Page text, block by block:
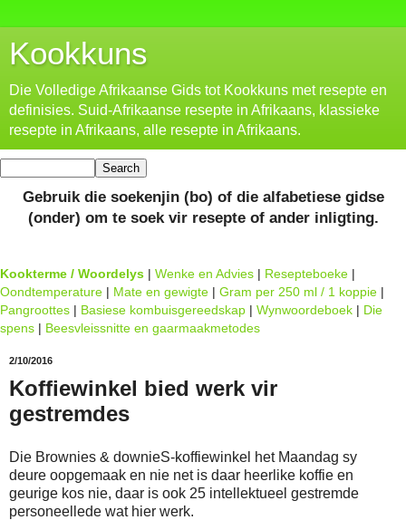
Kookkuns
Die Volledige Afrikaanse Gids tot Kookkuns met resepte en
definisies. Suid-Afrikaanse resepte in Afrikaans, klassieke
resepte in Afrikaans, alle resepte in Afrikaans.
Gebruik die soekenjin (bo) of die alfabetiese gidse
(onder) om te soek vir resepte of ander inligting.
Kookterme / Woordelys | Wenke en Advies | Resepteboeke |
Oondtemperature | Mate en gewigte | Gram per 250 ml / 1 koppie |
Pangroottes | Basiese kombuisgereedskap | Wynwoordeboek | Die
spens | Beesvleissnitte en gaarmaakmetodes
2/10/2016
Koffiewinkel bied werk vir
gestremdes
Die Brownies & downieS-koffiewinkel het Maandag sy
deure oopgemaak en nie net is daar heerlike koffie en
geurige kos nie, daar is ook 25 intellektueel gestremde
personeellede wat hier werk.